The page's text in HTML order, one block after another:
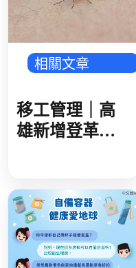
相關文章
移工管理｜高
雄新增登革熱
據實告知旅遊
史 遭開罰 1 萬
元